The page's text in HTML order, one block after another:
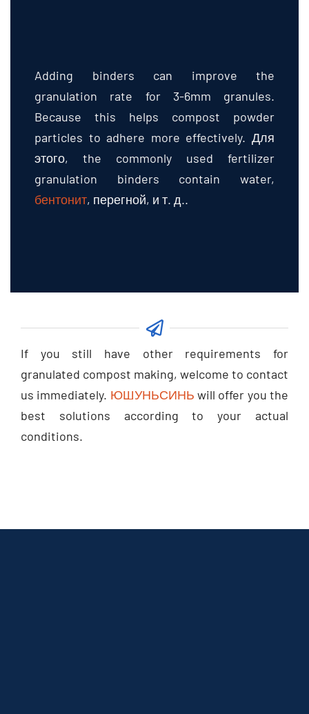
Adding binders can improve the
granulation rate for 3-6mm granules.
Because this helps compost powder
particles to adhere more effectively. Для
этого, the commonly used fertilizer
granulation binders contain water,
бентонит, перегной, и т. д..
If you still have other requirements for
granulated compost making, welcome to contact
us immediately. ЮШУНЬСИНЬ will offer you the
best solutions according to your actual
conditions.